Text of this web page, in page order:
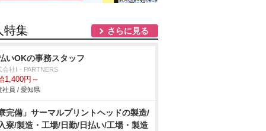
特集 さらに見る
いOKの事務スタッフ
会社I・PARTNERS
1,400円～
社員 / 愛知県
寮完備」サーマルプリントヘッドの製造/
寮/製造・工場/日勤/日払い/工場・製造